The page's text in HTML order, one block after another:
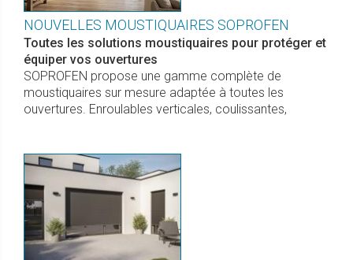
NOUVELLES MOUSTIQUAIRES SOPROFEN
Toutes les solutions moustiquaires pour protéger et
équiper vos ouvertures
SOPROFEN propose une gamme complète de
moustiquaires sur mesure adaptée à toutes les
ouvertures. Enroulables verticales, coulissantes,